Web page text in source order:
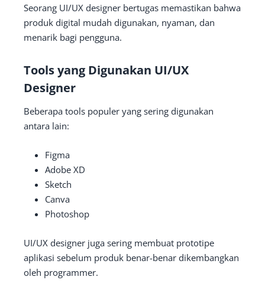
Seorang UI/UX designer bertugas memastikan bahwa
produk digital mudah digunakan, nyaman, dan
menarik bagi pengguna.
Tools yang Digunakan UI/UX
Designer
Beberapa tools populer yang sering digunakan
antara lain:
Figma
Adobe XD
Sketch
Canva
Photoshop
UI/UX designer juga sering membuat prototipe
aplikasi sebelum produk benar-benar dikembangkan
oleh programmer.